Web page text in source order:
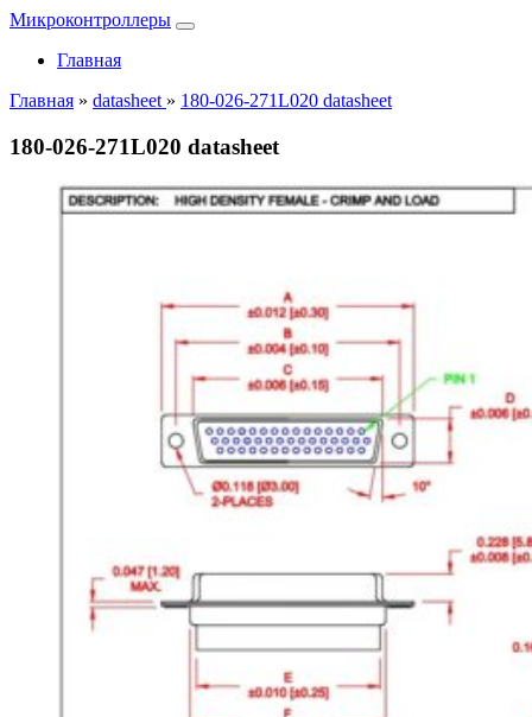
Микроконтроллеры
Главная
Главная » datasheet » 180-026-271L020 datasheet
180-026-271L020 datasheet